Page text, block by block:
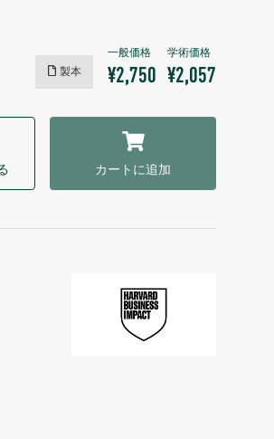
製本 ¥2,750 ¥2,057
カートに追加